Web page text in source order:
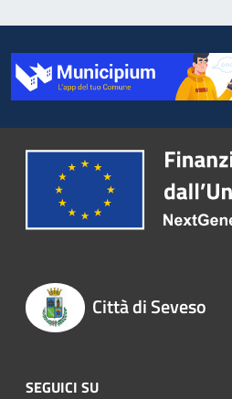
Città di Seveso
SEGUICI SU